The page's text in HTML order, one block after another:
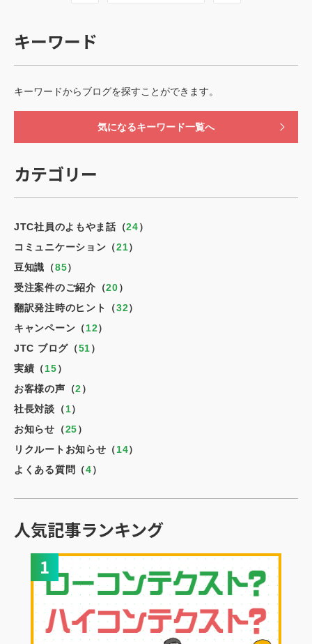
キーワード
キーワードからブログを探すことができます。
気になるキーワード一覧へ
カテゴリー
JTC社員のよもやま話（24）
コミュニケーション（21）
豆知識（85）
受注案件のご紹介（20）
翻訳発注時のヒント（32）
キャンペーン（12）
JTC ブログ（51）
実績（15）
お客様の声（2）
社長対談（1）
お知らせ（25）
リクルートお知らせ（14）
よくある質問（4）
人気記事ランキング